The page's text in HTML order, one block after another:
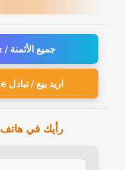
Tous les prix / جميع الأثمنة
Vente / Reprise اريد بيع / تبادل
ZTE Blade A53 رأيك في هاتف